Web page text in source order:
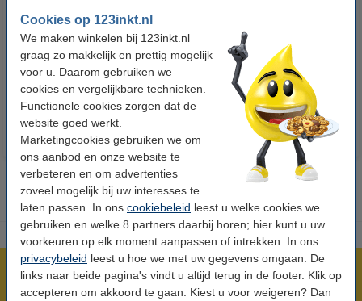
Cookies op 123inkt.nl
We maken winkelen bij 123inkt.nl
graag zo makkelijk en prettig mogelijk
voor u. Daarom gebruiken we
cookies en vergelijkbare technieken.
Functionele cookies zorgen dat de
website goed werkt.
Marketingcookies gebruiken we om
ons aanbod en onze website te
verbeteren en om advertenties
zoveel mogelijk bij uw interesses te
laten passen. In ons cookiebeleid leest u welke cookies we
gebruiken en welke 8 partners daarbij horen; hier kunt u uw
voorkeuren op elk moment aanpassen of intrekken. In ons
privacybeleid leest u hoe we met uw gegevens omgaan. De
links naar beide pagina's vindt u altijd terug in de footer. Klik op
accepteren om akkoord te gaan. Kiest u voor weigeren? Dan
123accu Xtreme Power MN1500
Penlite AA batterij 24 stuks
€ 14,95 Incl. 21% btw
van 2.500 vel A4 - 80 grams
FSC® Mix Credit
€ 33,50 Incl. 21% btw
Meer dan 5 miljoen klanten!
Voor 23.59 uur besteld, morgen in huis!